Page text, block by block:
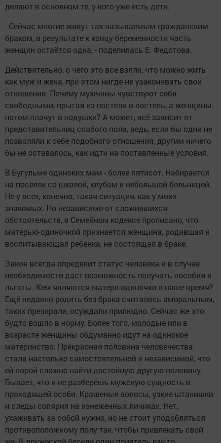
делают в основном те, у кого уже есть дети.
- Сейчас многие живут так называемым гражданским
браком, в результате к концу беременности часть
женщин остаётся одна, - поделилась Е. Федотова.
Действительно, с чего это все взяли, что можно жить
как муж и жена, при этом нигде не узаконивать свои
отношения. Почему мужчины чувствуют себя
свободными, прыгая из постели в постель, а женщины
потом плачут в подушки? А может, всё зависит от
представительниц слабого пола, ведь, если бы одни не
позволяли к себе подобного отношения, другим ничего
бы не оставалось, как идти на поставленные условия.
В Бугульме одиноких мам - более пятисот. Набирается
на посёлок со школой, клубом и небольшой больницей.
Не у всех, конечно, такая ситуация, как у моих
знакомых. Но независимо от сложившихся
обстоятельств, в Семейном кодексе прописано, что
матерью-одиночкой признается женщина, родившая и
воспитывающая ребенка, не состоящая в браке.
Закон всегда определит статус человека и в случае
необходимости даст возможность получать пособия и
льготы. Кем являются матери-одиночки в наше время?
Ещё недавно родить без брака считалось аморальным,
таких презирали, осуждали прилюдно. Сейчас же это
будто вошло в норму. Более того, молодые или в
возрасте женщины обдуманно идут на одинокое
материнство. Прекрасная половина человечества
стала настолько самостоятельной и независимой, что
ей порой сложно найти достойную другую половину.
Бывает, что и не разберёшь мужскую сущность в
проходящей особи. Крашеные волосы, узкие штанишки
и следы солярия на изнеженных личиках. Нет,
ухаживать за собой нужно, но не стоит уподобляться
противоположному полу так, чтобы привлекать свой